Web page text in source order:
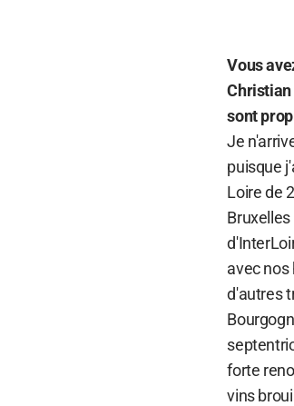
Vous
Christian
sont
Je
puisque
Loire de
avec
d'autres
forte
vins